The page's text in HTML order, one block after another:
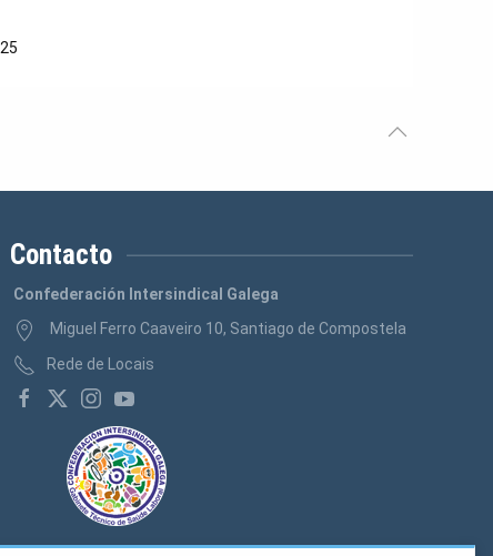
Contacto
Confederación Intersindical Galega
Miguel Ferro Caaveiro 10, Santiago de Compostela
Rede de Locais